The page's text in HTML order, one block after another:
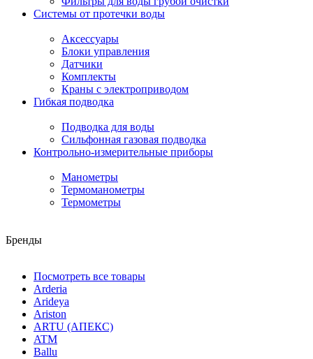
Системы от протечки воды
Аксессуары
Блоки управления
Датчики
Комплекты
Краны с электроприводом
Гибкая подводка
Подводка для воды
Сильфонная газовая подводка
Контрольно-измерительные приборы
Манометры
Термоманометры
Термометры
Бренды
Посмотреть все товары
Arderia
Arideya
Ariston
ARTU (АПЕКС)
ATM
Ballu